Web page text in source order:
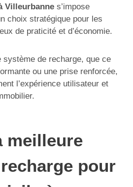
Villeurbanne s’impose
choix stratégique pour les
de praticité et d’économie.
système de recharge, que ce
ou une prise renforcée,
l’expérience utilisateur et
meilleure
pour